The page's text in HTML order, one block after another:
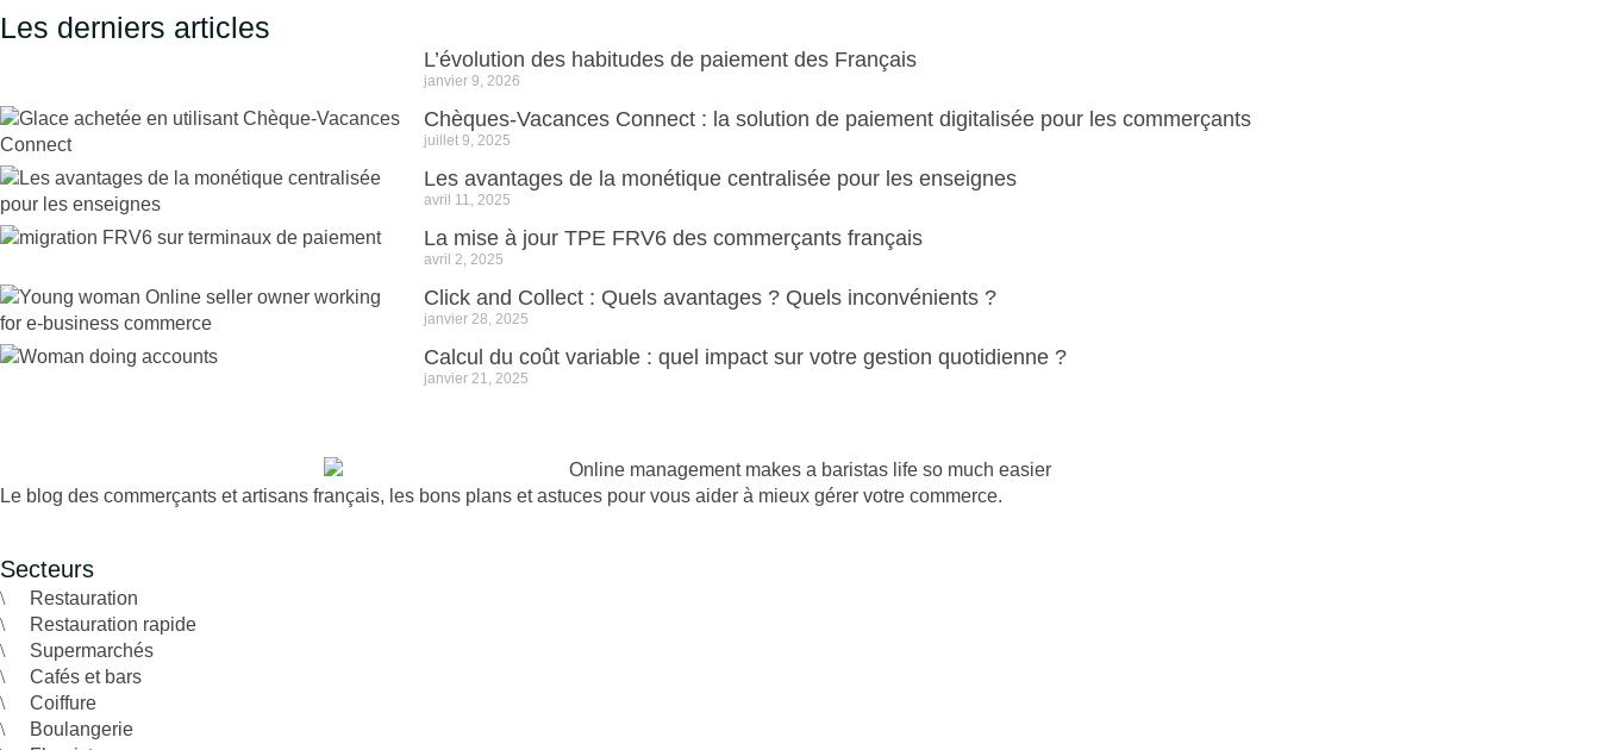
Les derniers articles
L’évolution des habitudes de paiement des Français
janvier 9, 2026
Chèques-Vacances Connect : la solution de paiement digitalisée pour les commerçants
juillet 9, 2025
Les avantages de la monétique centralisée pour les enseignes
avril 11, 2025
La mise à jour TPE FRV6 des commerçants français
avril 2, 2025
Click and Collect : Quels avantages ? Quels inconvénients ?
janvier 28, 2025
Calcul du coût variable : quel impact sur votre gestion quotidienne ?
janvier 21, 2025
Le blog des commerçants et artisans français, les bons plans et astuces pour vous aider à mieux gérer votre commerce.
Secteurs
Restauration
Restauration rapide
Supermarchés
Cafés et bars
Coiffure
Boulangerie